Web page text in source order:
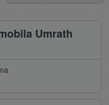
Umrath